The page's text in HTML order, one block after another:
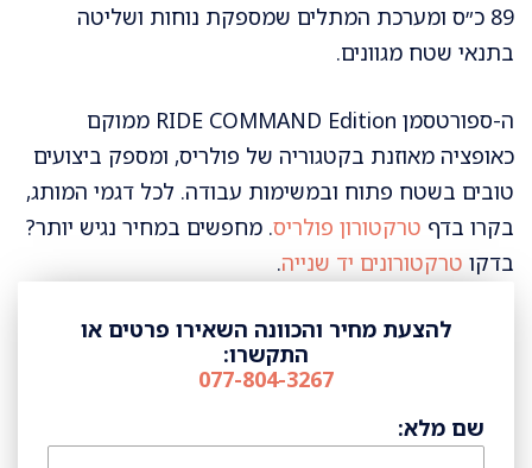
89 כ״ס ומערכת המתלים שמספקת נוחות ושליטה
בתנאי שטח מגוונים.
ה-ספורטסמן RIDE COMMAND Edition ממוקם
כאופציה מאוזנת בקטגוריה של פולריס, ומספק ביצועים
טובים בשטח פתוח ובמשימות עבודה. לכל דגמי המותג,
בקרו בדף טרקטורון פולריס. מחפשים במחיר נגיש יותר?
בדקו טרקטורונים יד שנייה.
להצעת מחיר והכוונה השאירו פרטים או
התקשרו:
077-804-3267
שם מלא: